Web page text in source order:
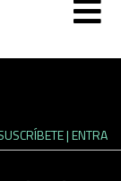
vídeo del
| ENTRA